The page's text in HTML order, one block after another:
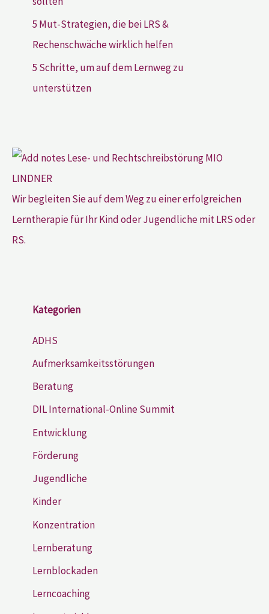
5 Mut-Strategien, die bei LRS &
Rechenschwäche wirklich helfen
5 Schritte, um auf dem Lernweg zu
unterstützen
Wir begleiten Sie auf dem Weg zu einer erfolgreichen
Lerntherapie für Ihr Kind oder Jugendliche mit LRS oder
RS.
Kategorien
ADHS
Aufmerksamkeitsstörungen
Beratung
DIL International-Online Summit
Entwicklung
Förderung
Jugendliche
Kinder
Konzentration
Lernberatung
Lernblockaden
Lerncoaching